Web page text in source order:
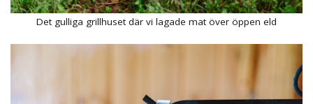
Det gulliga grillhuset där vi lagade mat över öppen eld